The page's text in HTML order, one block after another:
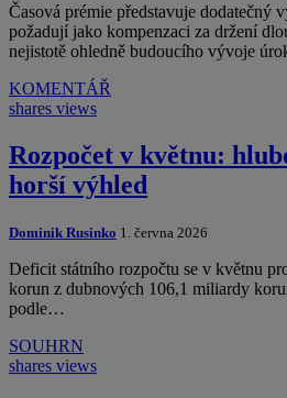
Časová prémie představuje dodatečný
požadují jako kompenzaci za držení
nejistotě ohledně budoucího vývoje
KOMENTÁŘ
shares views
Rozpočet v květnu:
horší výhled
Dominik Rusinko 1. června 2026
Deficit státního rozpočtu se v květnu
korun z dubnových 106,1 miliardy
podle…
SOUHRN
shares views